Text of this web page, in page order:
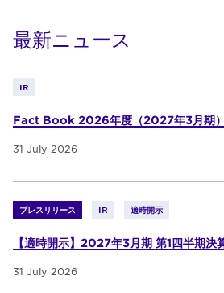
最新ニュース
IR
Fact Book 2026年度（2027年3月期
31 July 2026
プレスリリース IR 適時開示
【適時開示】2027年3月期 第1四半期決
31 July 2026